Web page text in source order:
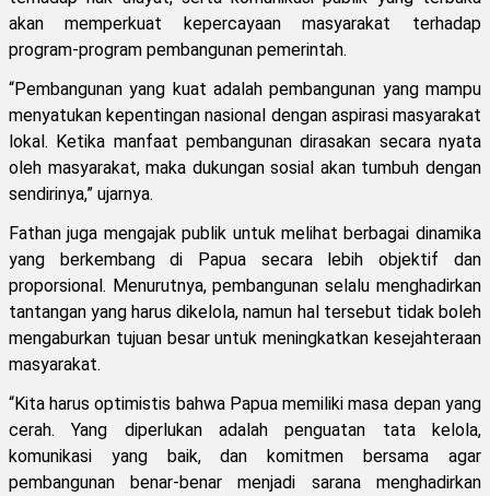
akan memperkuat kepercayaan masyarakat terhadap
program-program pembangunan pemerintah.
“Pembangunan yang kuat adalah pembangunan yang mampu
menyatukan kepentingan nasional dengan aspirasi masyarakat
lokal. Ketika manfaat pembangunan dirasakan secara nyata
oleh masyarakat, maka dukungan sosial akan tumbuh dengan
sendirinya,” ujarnya.
Fathan juga mengajak publik untuk melihat berbagai dinamika
yang berkembang di Papua secara lebih objektif dan
proporsional. Menurutnya, pembangunan selalu menghadirkan
tantangan yang harus dikelola, namun hal tersebut tidak boleh
mengaburkan tujuan besar untuk meningkatkan kesejahteraan
masyarakat.
“Kita harus optimistis bahwa Papua memiliki masa depan yang
cerah. Yang diperlukan adalah penguatan tata kelola,
komunikasi yang baik, dan komitmen bersama agar
pembangunan benar-benar menjadi sarana menghadirkan